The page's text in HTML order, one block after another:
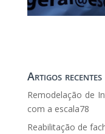
Artigos recentes
Remodelação de
com a escala78
Reabilitação de